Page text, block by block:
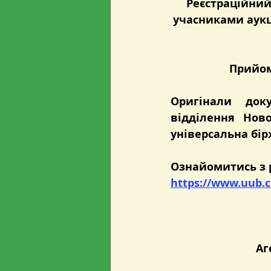
учасниками
Оригінали
відділення
універсальна
Ознайомитись з
https://